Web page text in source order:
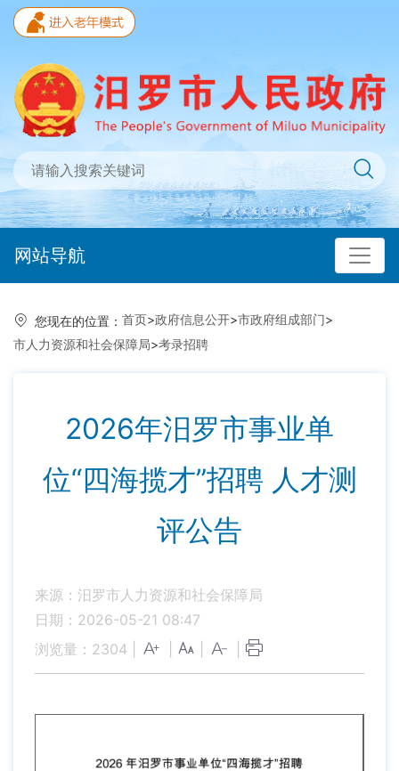
网站导航
您现在的位置： 首页>政府信息公开>市政府组成部门>
市人力资源和社会保障局>考录招聘
2026年汨罗市事业单
位“四海揽才”招聘 人才测
评公告
来源：汨罗市人力资源和社会保障局
日期：2026-05-21 08:47
浏览量： 2304